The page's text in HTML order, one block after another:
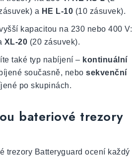
a HE L-10 (10 zásuvek).
kapacitou na 230 nebo 400 V:
XL-20 (20 zásuvek).
také typ nabíjení – kontinuální
současně, nebo sekvenční
po skupinách.
bateriové trezory
trezory Batteryguard ocení každý